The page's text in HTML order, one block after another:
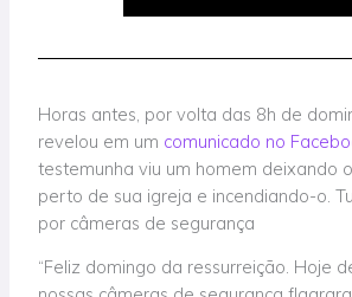
Horas antes, por volta das 8h de
revelou em um comunicado no
testemunha viu um homem deixando
perto de sua igreja e incendiando-o.
por câmeras de segurança
“Feliz domingo da ressurreição. Hoje